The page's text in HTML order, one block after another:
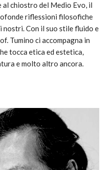
al chiostro del Medio Evo, il
riflessioni filosofiche
nostri. Con il suo stile fluido e
Tumino ci accompagna in
tocca etica ed estetica,
e molto altro ancora.